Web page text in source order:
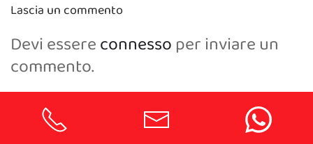
Lascia un commento
Devi essereconnessoper inviare un
commento.